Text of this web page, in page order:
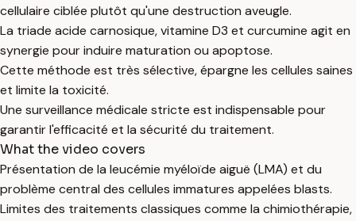
cellulaire ciblée plutôt qu'une destruction aveugle.
La triade acide carnosique, vitamine D3 et curcumine agit en
synergie pour induire maturation ou apoptose.
Cette méthode est très sélective, épargne les cellules saines
et limite la toxicité.
Une surveillance médicale stricte est indispensable pour
garantir l'efficacité et la sécurité du traitement.
What the video covers
Présentation de la leucémie myéloïde aiguë (LMA) et du
problème central des cellules immatures appelées blasts.
Limites des traitements classiques comme la chimiothérapie,